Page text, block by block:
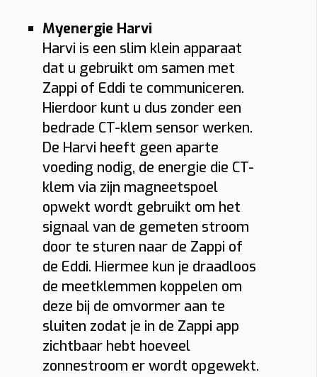
Myenergie Harvi
Harvi is een slim klein apparaat
dat u gebruikt om samen met
Zappi of Eddi te communiceren.
Hierdoor kunt u dus zonder een
bedrade CT-klem sensor werken.
De Harvi heeft geen aparte
voeding nodig, de energie die CT-
klem via zijn magneetspoel
opwekt wordt gebruikt om het
signaal van de gemeten stroom
door te sturen naar de Zappi of
de Eddi. Hiermee kun je draadloos
de meetklemmen koppelen om
deze bij de omvormer aan te
sluiten zodat je in de Zappi app
zichtbaar hebt hoeveel
zonnestroom er wordt opgewekt.